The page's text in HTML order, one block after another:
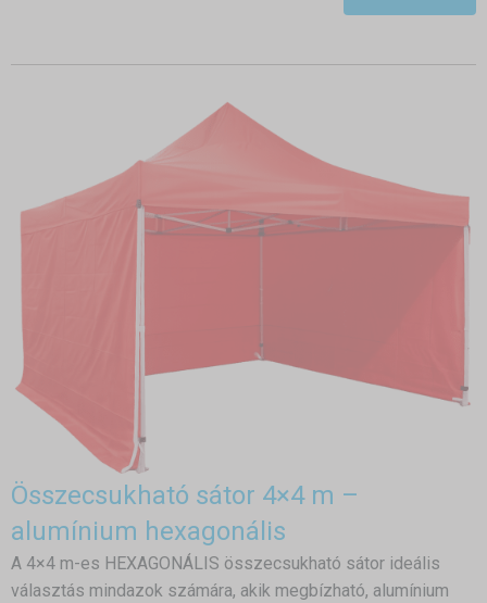
Összecsukható sátor 4×4 m –
alumínium hexagonális
A 4×4 m-es HEXAGONÁLIS összecsukható sátor ideális
választás mindazok számára, akik megbízható, alumínium